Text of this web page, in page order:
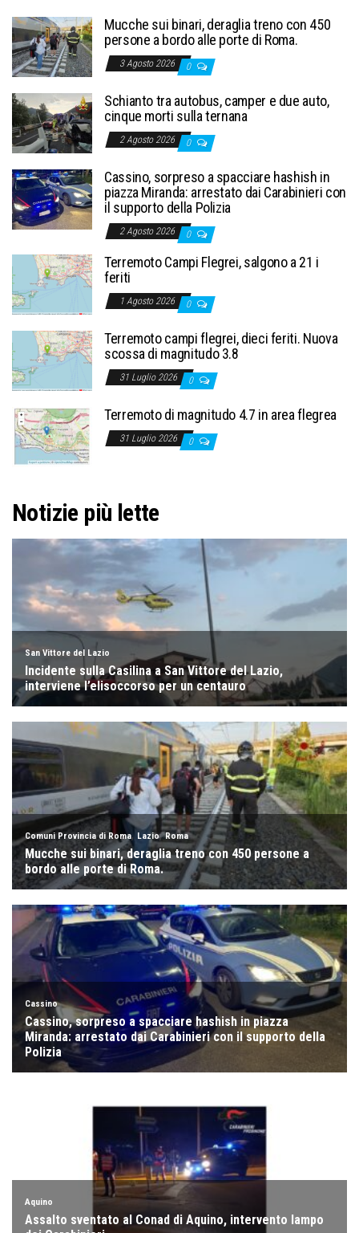
Mucche sui binari, deraglia treno con 450
persone a bordo alle porte di Roma.
3 Agosto 2026 0
Schianto tra autobus, camper e due auto,
cinque morti sulla ternana
2 Agosto 2026 0
Cassino, sorpreso a spacciare hashish in
piazza Miranda: arrestato dai Carabinieri con
il supporto della Polizia
2 Agosto 2026 0
Terremoto Campi Flegrei, salgono a 21 i
feriti
1 Agosto 2026 0
Terremoto campi flegrei, dieci feriti. Nuova
scossa di magnitudo 3.8
31 Luglio 2026 0
Terremoto di magnitudo 4.7 in area flegrea
31 Luglio 2026 0
Notizie più lette